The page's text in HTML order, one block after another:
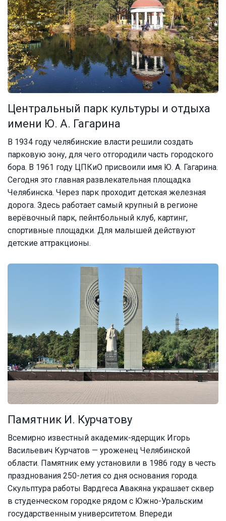
Центральный парк культуры и отдыха
имени Ю. А. Гагарина
В 1934 году челябинские власти решили создать
парковую зону, для чего отгородили часть городского
бора. В 1961 году ЦПКиО присвоили имя Ю. А. Гагарина.
Сегодня это главная развлекательная площадка
Челябинска. Через парк проходит детская железная
дорога. Здесь работает самый крупный в регионе
верёвочный парк, пейнтбольный клуб, картинг,
спортивные площадки. Для малышей действуют
детские аттракционы.
Памятник И. Курчатову
Всемирно известный академик-ядерщик Игорь
Васильевич Курчатов — уроженец Челябинской
области. Памятник ему установили в 1986 году в честь
празднования 250-летия со дня основания города.
Скульптура работы Вардгеса Авакяна украшает сквер
в студенческом городке рядом с Южно-Уральским
государственным университетом. Впереди